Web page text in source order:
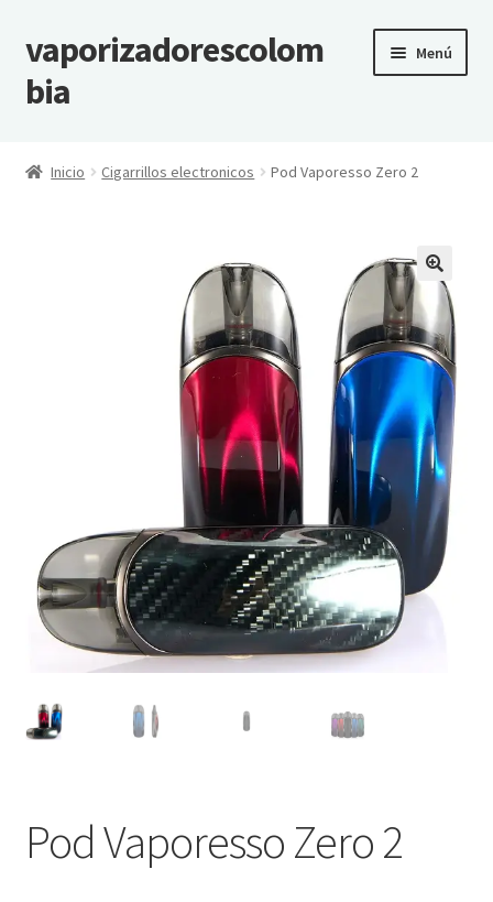
Ir
a
la
Ir
al
contenido
vaporizadorescolom
bia
Menú
Inicio Cigarrillos electronicos Pod Vaporesso Zero 2
Pod Vaporesso Zero 2